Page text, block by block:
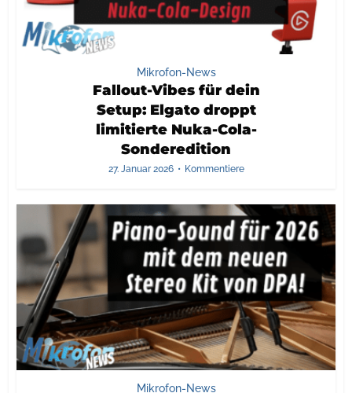
Mikrofon-News
Fallout-Vibes für dein
Setup: Elgato droppt
limitierte Nuka-Cola-
Sonderedition
27. Januar 2026 Kommentiere
Mikrofon-News